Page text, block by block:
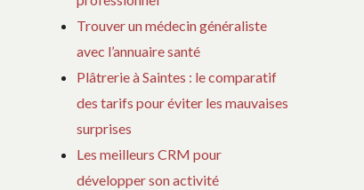
Trouver un médecin généraliste
avec l’annuaire santé
Plâtrerie à Saintes : le comparatif
des tarifs pour éviter les mauvaises
surprises
Les meilleurs CRM pour
développer son activité